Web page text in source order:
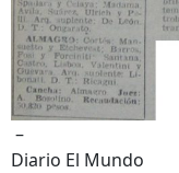
–
Diario El Mundo